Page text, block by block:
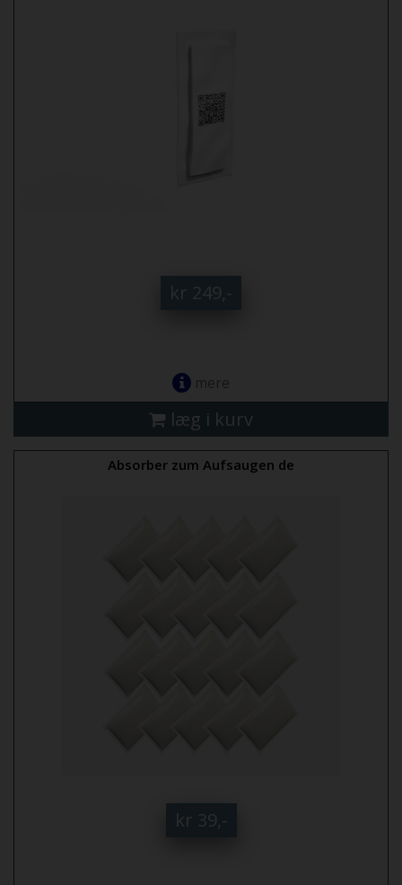
kr 249,-
mere
læg i kurv
Absorber zum Aufsaugen de
kr 39,-